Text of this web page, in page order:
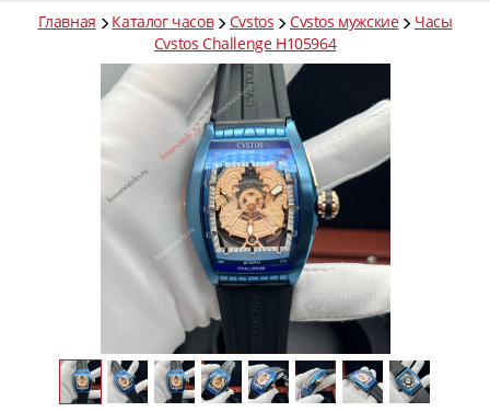
Главная Каталог часов Cvstos Cvstos мужские
Часы
Cvstos Challenge H105964